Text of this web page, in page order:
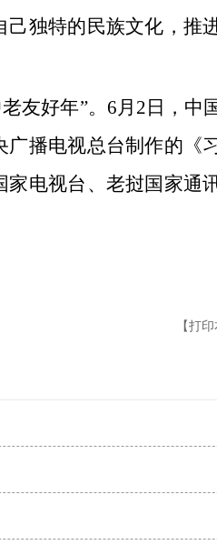
独特的民族文化，推
友好年”。6月2日，中
播电视总台制作的《
电视台、老挝国家通
【打印